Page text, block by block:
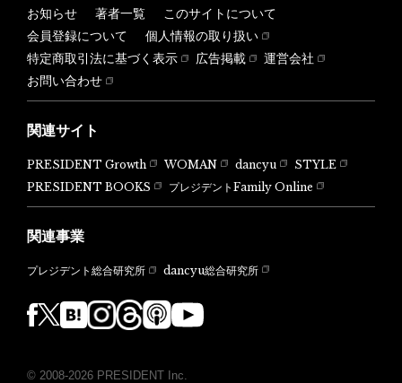
お知らせ 著者一覧
このサイトについて
会員登録について
個人情報の取り扱い
特定商取引法に基づく表示
広告掲載
運営会社
お問い合わせ
関連サイト
PRESIDENT Growth WOMAN dancyu
STYLE
PRESIDENT BOOKS
プレジデントFamily Online
関連事業
プレジデント総合研究所 dancyu総合研究所
© 2008-2026 PRESIDENT Inc.